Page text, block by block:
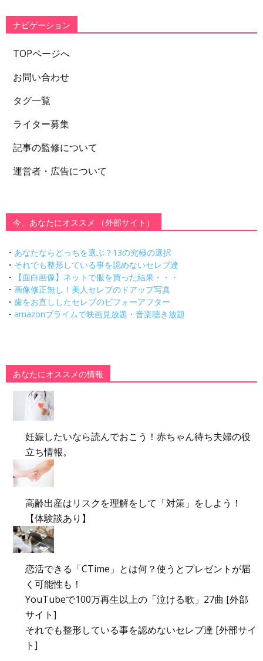
ー
ナビゲーション
TOPページへ
お問い合わせ
タグ一覧
ライター募集
記事の監修について
運営者・広告について
今、あなたにオススメ （外部サイト）
・ あなたならどっちを選ぶ？13の究極の選択
・ それでも整形している事を認めないセレブ達
・
【面白画像】ネットで服を買った結果・・・
・ 画像修正無し！美人セレブのドアップ写真
・ 歯をお直ししたセレブのビフォーアフター
・ amazonプライムで映画見放題・音楽聴き放題
あなたにオススメの情報
妊娠したいなら読んでおこう！赤ちゃん待ち夫婦の役
立ち情報。
高齢出産はリスクを理解をして「対策」をしよう！
【体験談あり】
恋活できる「CTime」とは何？使うとプレゼントが届
く可能性も！
YouTubeで100万再生以上の「泣ける歌」27曲 [外部
サイト]
それでも整形している事を認めないセレブ達 [外部サイ
ト]